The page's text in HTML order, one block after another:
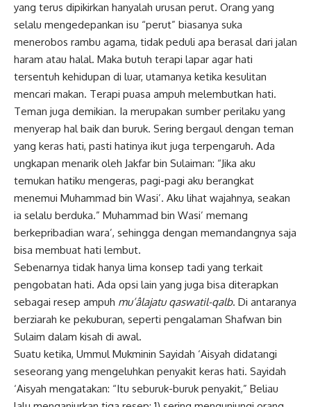
yang terus dipikirkan hanyalah urusan perut. Orang yang
selalu mengedepankan isu “perut” biasanya suka
menerobos rambu agama, tidak peduli apa berasal dari jalan
haram atau halal. Maka butuh terapi lapar agar hati
tersentuh kehidupan di luar, utamanya ketika kesulitan
mencari makan. Terapi puasa ampuh melembutkan hati.
Teman juga demikian. Ia merupakan sumber perilaku yang
menyerap hal baik dan buruk. Sering bergaul dengan teman
yang keras hati, pasti hatinya ikut juga terpengaruh. Ada
ungkapan menarik oleh Jakfar bin Sulaiman: “Jika aku
temukan hatiku mengeras, pagi-pagi aku berangkat
menemui Muhammad bin Wasi’. Aku lihat wajahnya, seakan
ia selalu berduka.” Muhammad bin Wasi’ memang
berkepribadian wara’, sehingga dengan memandangnya saja
bisa membuat hati lembut.
Sebenarnya tidak hanya lima konsep tadi yang terkait
pengobatan hati. Ada opsi lain yang juga bisa diterapkan
sebagai resep ampuh mu’âlajatu qaswatil-qalb. Di antaranya
berziarah ke pekuburan, seperti pengalaman Shafwan bin
Sulaim dalam kisah di awal.
Suatu ketika, Ummul Mukminin Sayidah ‘Aisyah didatangi
seseorang yang mengeluhkan penyakit keras hati. Sayidah
‘Aisyah mengatakan: “Itu seburuk-buruk penyakit,” Beliau